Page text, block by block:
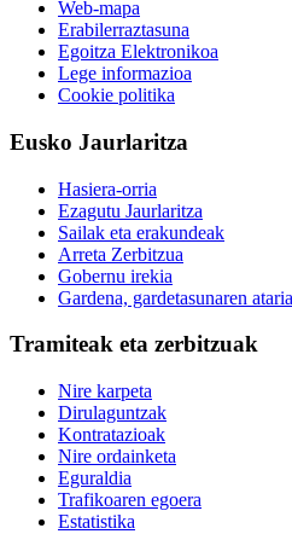
Web-mapa
Erabilerraztasuna
Egoitza Elektronikoa
Lege informazioa
Cookie politika
Eusko Jaurlaritza
Hasiera-orria
Ezagutu Jaurlaritza
Sailak eta erakundeak
Arreta Zerbitzua
Gobernu irekia
Gardena, gardetasunaren ataria
Tramiteak eta zerbitzuak
Nire karpeta
Dirulaguntzak
Kontratazioak
Nire ordainketa
Eguraldia
Trafikoaren egoera
Estatistika